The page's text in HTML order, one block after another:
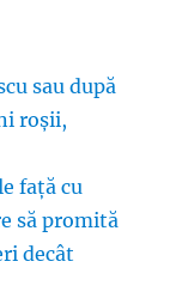
sau după
roșii,
față cu
să promită
decât